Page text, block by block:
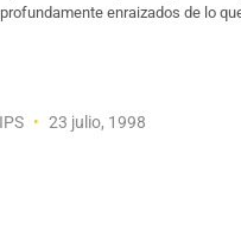
enraizados de lo
23 julio, 1998